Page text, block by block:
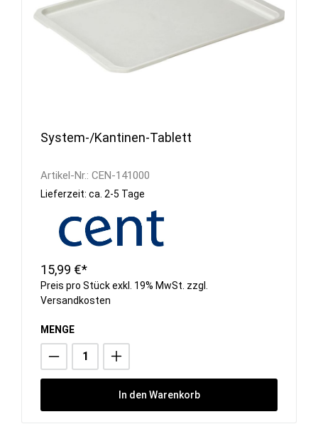
System-/Kantinen-Tablett
Artikel-Nr.: CEN-141000
Lieferzeit: ca. 2-5 Tage
15,99 €*
Preis pro Stück exkl. 19% MwSt. zzgl.
Versandkosten
MENGE
In den Warenkorb